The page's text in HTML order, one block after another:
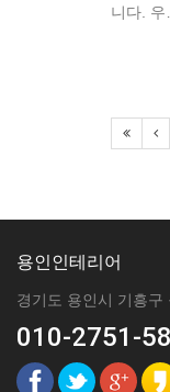
니다.
용인인테리어
경기도 용인시 기흥구
010-2751-